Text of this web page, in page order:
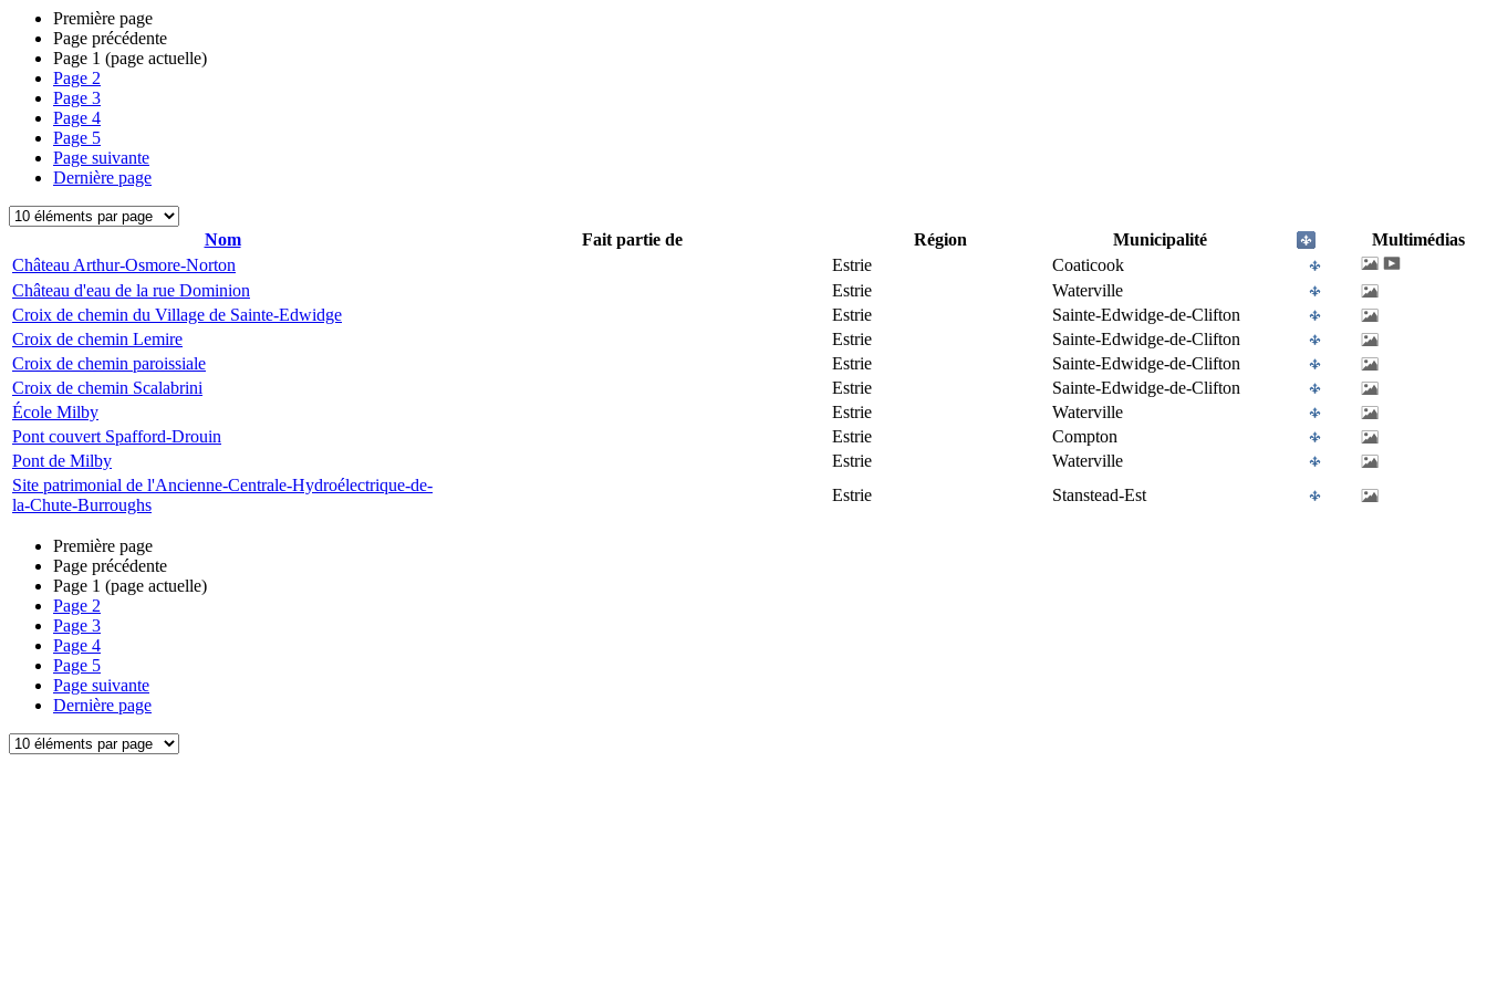
Première page
Page précédente
Page 1 (page actuelle)
Page 2
Page 3
Page 4
Page 5
Page suivante
Dernière page
Nom Fait partie de Région Municipalité
Multimédias
Château Arthur-Osmore-Norton
Estrie
Coaticook
Château d'eau de la rue Dominion
Estrie
Waterville
Croix de chemin du Village de Sainte-Edwidge
Estrie
Sainte-Edwidge-de-Clifton
Croix de chemin Lemire
Estrie
Sainte-Edwidge-de-Clifton
Croix de chemin paroissiale
Estrie
Sainte-Edwidge-de-Clifton
Croix de chemin Scalabrini
Estrie
Sainte-Edwidge-de-Clifton
École Milby
Estrie
Waterville
Pont couvert Spafford-Drouin
Estrie
Compton
Pont de Milby
Estrie
Waterville
Site patrimonial de l'Ancienne-Centrale-Hydroélectrique-de-
la-Chute-Burroughs
Estrie Stanstead-Est
Première page
Page précédente
Page 1 (page actuelle)
Page 2
Page 3
Page 4
Page 5
Page suivante
Dernière page